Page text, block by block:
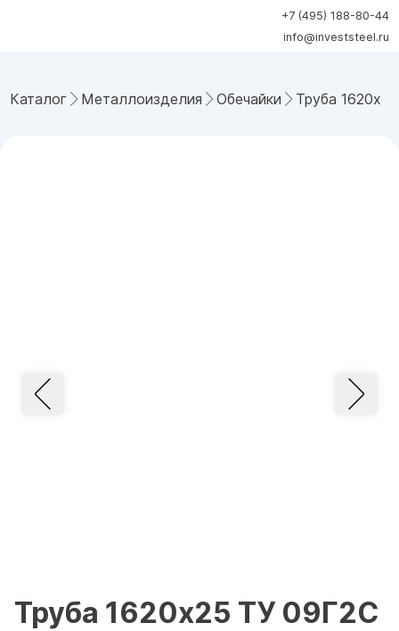
+7 (495) 188-80-44
info@investsteel.ru
Каталог Металлоизделия Обечайки Труба
Труба 1620x25 ТУ 09Г2С